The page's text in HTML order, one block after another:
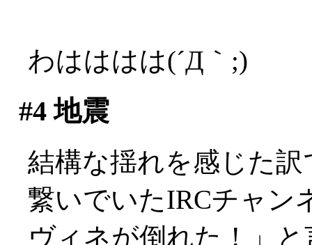
わはははは(´Д｀;)
#4地震
結構な揺れを感じた訳
繋いでいたIRCチャン
ヴィネが倒れた！」